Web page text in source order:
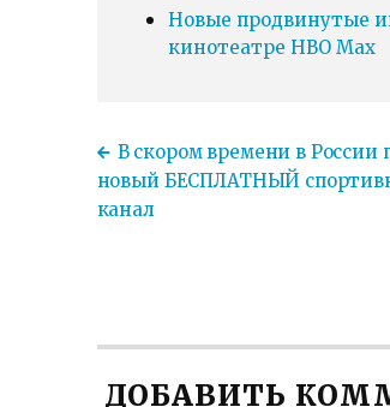
Новые продвинутые
кинотеатре HBO Max
В скором времени в России
новый БЕСПЛАТНЫЙ
канал
ДОБАВИТЬ